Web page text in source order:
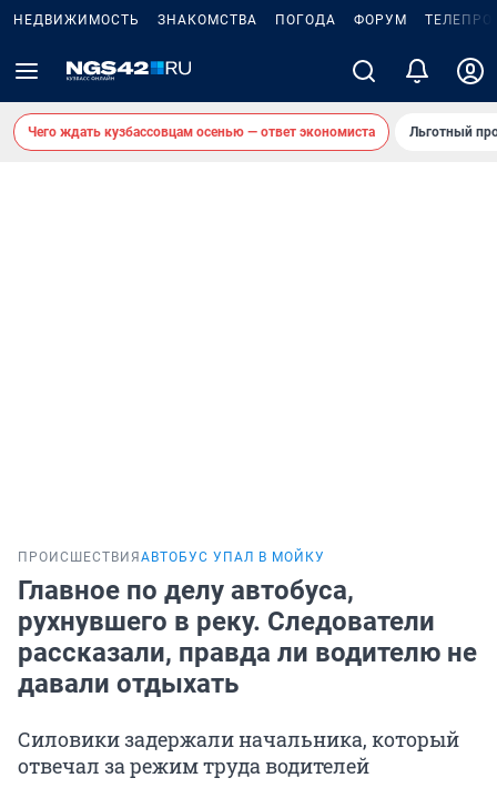
НЕДВИЖИМОСТЬ ЗНАКОМСТВА ПОГОДА ФОРУМ
Чего ждать кузбассовцам осенью — ответ экономиста Льготный
ПРОИСШЕСТВИЯ АВТОБУС УПАЛ В МОЙКУ
Главное по делу автобуса,
рухнувшего в реку. Следователи
рассказали, правда ли водителю не
давали отдыхать
Силовики задержали начальника, который
отвечал за режим труда водителей